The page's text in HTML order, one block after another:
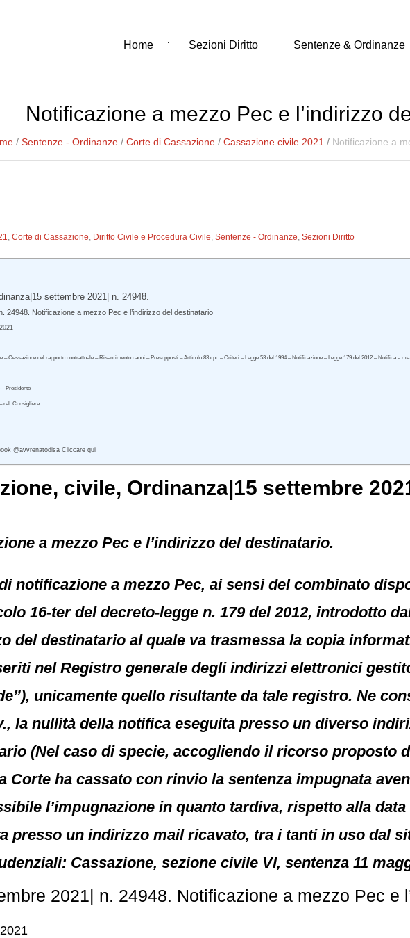
Home Sezioni Diritto Sentenze & Ordinanze
Notificazione a mezzo Pec e l’indirizzo
/ Sentenze - Ordinanze / Corte di Cassazione / Cassazione civile 2021 / Notificazione a
,Corte di Cassazione, Diritto Civile e Procedura Civile,Sentenze - Ordinanze,Sezioni Diritto
settembre 2021| n. 24948.
24948. Notificazione a mezzo Pec e l’indirizzo del destinatario
– Cessazione del rapporto contrattuale – Risarcimento danni – Presupposti – Articolo 83 cpc – Criteri – Legge 53 del 1994 – Notificazione – Legge 179 del 2012 – Notifica a
Presidente
rel. Consigliere
@avvrenatodisa Cliccare qui
civile, Ordinanza|15 settembre
a mezzo Pec e l’indirizzo del destinatario.
notificazione a mezzo Pec, ai sensi del combinato
16-ter del decreto-legge n. 179 del 2012, introdotto
del destinatario al quale va trasmessa la copia
nel Registro generale degli indirizzi elettronici
unicamente quello risultante da tale registro. Ne
la nullità della notifica eseguita presso un diverso
(Nel caso di specie, accogliendo il ricorso proposto
Corte ha cassato con rinvio la sentenza impugnata
l’impugnazione in quanto tardiva, rispetto alla
presso un indirizzo mail ricavato, tra i tanti in uso dal
Cassazione, sezione civile VI, sentenza 11
2021| n. 24948. Notificazione a mezzo Pec e